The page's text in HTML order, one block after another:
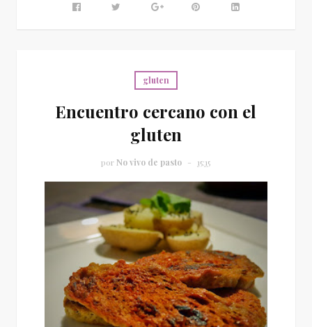
gluten
Encuentro cercano con el
gluten
por No vivo de pasto 15:15